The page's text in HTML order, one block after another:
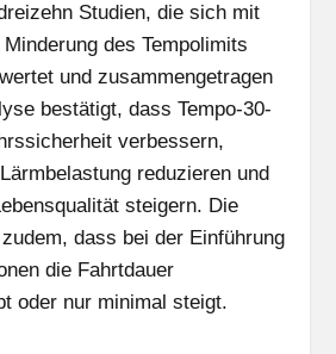
Studien, die sich mit
des Tempolimits
und zusammengetragen
bestätigt, dass Tempo-30-
verbessern,
reduzieren und
steigern. Die
dass bei der Einführung
die Fahrtdauer
oder nur minimal steigt.